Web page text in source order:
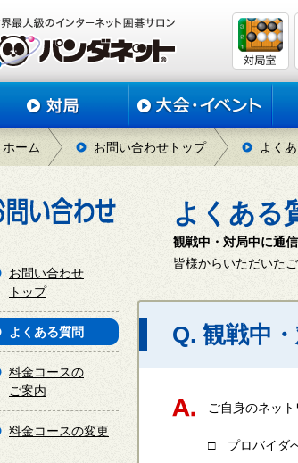
ホーム お問い合わせトップ よく
よくある
観戦中・対局中に通
皆様からいただいた
Q. 観戦中
ご自身のネッ
□ プロバイダ
お問い合わせ
トップ
よくある質問
料金コースの
ご案内
料金コースの変更